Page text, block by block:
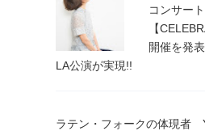
コンサー
【
開催を発
LA公演が実現!!
ラテン・フォークの体現者